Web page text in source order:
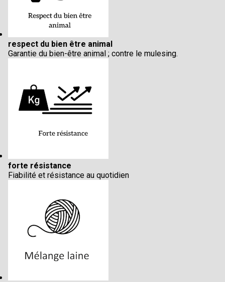
respect du bien être animal
Garantie du bien-être animal ; contre le mulesing.
forte résistance
Fiabilité et résistance au quotidien